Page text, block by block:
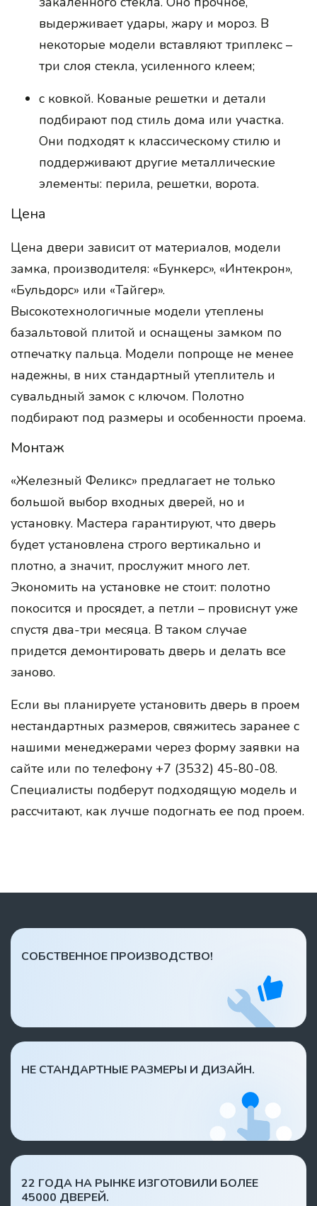
выдерживает удары, жару и мороз. В
некоторые модели вставляют триплекс –
три слоя стекла, усиленного клеем;
с ковкой. Кованые решетки и детали
подбирают под стиль дома или участка.
Они подходят к классическому стилю и
поддерживают другие металлические
элементы: перила, решетки, ворота.
Цена
Цена двери зависит от материалов, модели
замка, производителя: «Бункерс», «Интекрон»,
«Бульдорс» или «Тайгер».
Высокотехнологичные модели утеплены
базальтовой плитой и оснащены замком по
отпечатку пальца. Модели попроще не менее
надежны, в них стандартный утеплитель и
сувальдный замок с ключом. Полотно
подбирают под размеры и особенности проема.
Монтаж
«Железный Феликс» предлагает не только
большой выбор входных дверей, но и
установку. Мастера гарантируют, что дверь
будет установлена строго вертикально и
плотно, а значит, прослужит много лет.
Экономить на установке не стоит: полотно
покосится и просядет, а петли – провиснут уже
спустя два-три месяца. В таком случае
придется демонтировать дверь и делать все
заново.
Если вы планируете установить дверь в проем
нестандартных размеров, свяжитесь заранее с
нашими менеджерами через форму заявки на
сайте или по телефону +7 (3532) 45-80-08.
Специалисты подберут подходящую модель и
рассчитают, как лучше подогнать ее под проем.
СОБСТВЕННОЕ ПРОИЗВОДСТВО!
НЕ СТАНДАРТНЫЕ РАЗМЕРЫ И ДИЗАЙН.
22 ГОДА НА РЫНКЕ ИЗГОТОВИЛИ БОЛЕЕ
45000 ДВЕРЕЙ.